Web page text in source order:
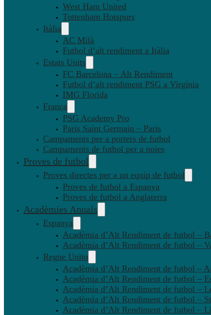
West Ham United
Tottenham Hotspurs
Itàlia
AC Milà
Futbol d’alt rendiment a Itàlia
Estats Units
FC Barcelona – Alt Rendiment
Futbol d’alt rendiment PSG a Virgínia
IMG Florida
França
PSG Academy Pro
Paris Saint Germain – Paris
Campaments per a porters de futbol
Campaments de futbol per a noies
Proves de futbol
Proves directes per a un equip de futbol
Proves de futbol a Espanya
Proves de futbol a Anglaterra
Acadèmies Anuals
Espanya
Acadèmia d’Alt Rendiment de futbol –
Acadèmia d’Alt Rendiment de futbol –
Regne Unito
Acadèmia d’Alt Rendiment de futbol –
Acadèmia d’Alt Rendiment de futbol –
Acadèmia d’Alt Rendiment de futbol –
Acadèmia d’Alt Rendiment de futbol –
Acadèmia d’Alt Rendiment de futbol –